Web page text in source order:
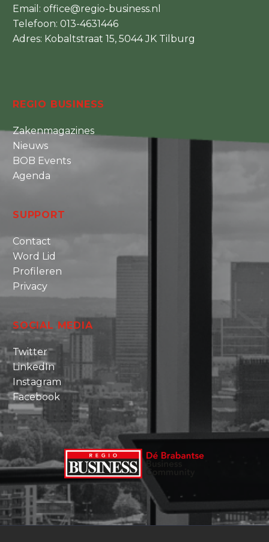
Email: office@regio-business.nl
Telefoon: 013-4631446
Adres: Kobaltstraat 15, 5044 JK Tilburg
REGIO BUSINESS
Zakenmagazines
Nieuws
BOB Events
Agenda
SUPPORT
Contact
Word Lid
Profileren
Privacy
SOCIAL MEDIA
Twitter
LinkedIn
Instagram
Facebook